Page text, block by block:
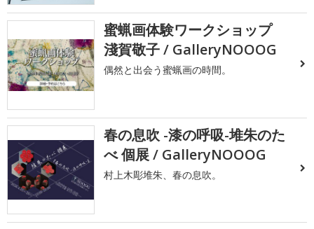
蜜蝋画体験ワークショップ
淺賀敬子 / GalleryNOOOG
偶然と出会う蜜蝋画の時間。
春の息吹 -漆の呼吸-堆朱のた
べ 個展 / GalleryNOOOG
村上木彫堆朱、春の息吹。